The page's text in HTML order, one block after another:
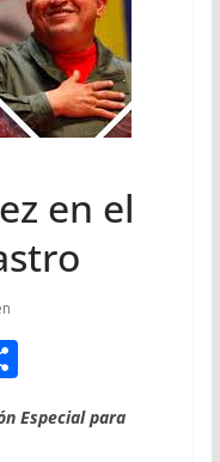
en el
C
m
Especial para